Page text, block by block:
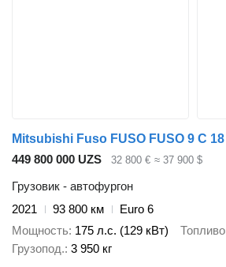
449 800 000 UZS 32 800 € ≈ 37 900 $
Грузовик - автофургон
2021
93 800 км
Euro 6
Мощность 175 л.с. (129 кВт) Топливо
Грузопод. 3 950 кг